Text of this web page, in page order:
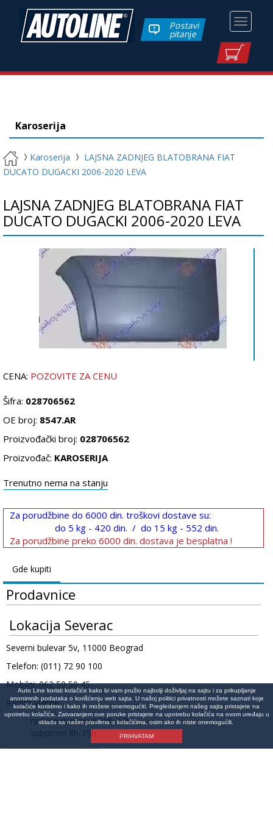
Toggle
Postavi
pitanje
Karoserija
Karoserija
LAJSNA ZADNJEG BLATOBRANA FIAT
DUCATO DUGACKI 2006-2020 LEVA
LAJSNA ZADNJEG BLATOBRANA FIAT
DUCATO DUGACKI 2006-2020 LEVA
CENA: POZOVITE ZA CENU
Šifra: 028706562
OE broj: 8547.AR
Proizvođački broj: 028706562
Proizvođač: KAROSERIJA
Trenutno nema na stanju
Za porudžbine do 6000 din. troškovi dostave su:
do 5 kg - 420 din. / do 15 kg - 552 din.
Za porudžbine preko 6000 din. dostava je besplatna !
Gde kupiti
Prodavnice
Lokacija Severac
Severni bulevar 5v, 11000 Beograd
Telefon: (011) 72 90 100
Mobilni: 062 50 50 45
Radno vreme:
radnim danima 8:30h-17h
subotom 8h-15h
Auto Line koristi kolačiće kako bi vam pružio najbolji doživljaj na sajtu i za prikupljanje
anonimnih podataka o korišćenju web sajta. U našoj politici privatnosti možete saznati koje
kolačiće koristimo i kako ih možete onemogućiti. Pregledanjem našeg sajta pristajete na
upotrebu kolačića. Zatvaranjem ove poruke pristajete na upotrebu kolačića na ovom uređaju u
skladu sa našim pravilima o kolačićima, osim ako ih niste onemogućili.
PRIHVATAM